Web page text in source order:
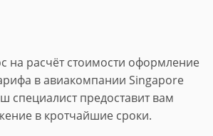
на расчёт стоимости оформление
в авиакомпании Singapore
специалист предоставит вам
в кротчайшие сроки.